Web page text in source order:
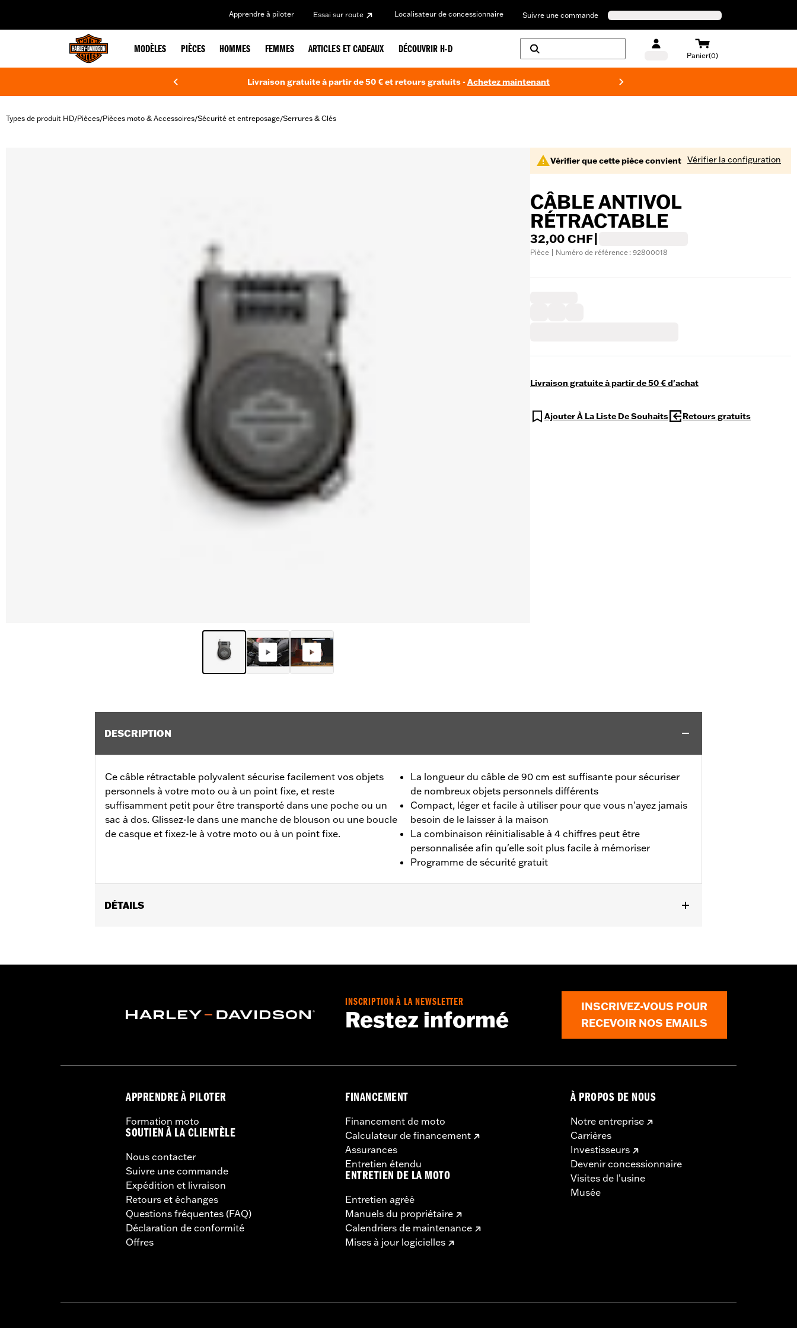
Apprendre à piloter Essai sur route Localisateur de concessionnaire Suivre une commande
MODÈLES PIÈCES HOMMES FEMMES ARTICLES ET CADEAUX DÉCOUVRIR H-D
Panier(0)
Livraison gratuite à partir de 50 € et retours gratuits -Achetez maintenant
Types de produit HD/Pièces/Pièces moto & Accessoires/Sécurité et entreposage/Serrures & Clés
Vérifier que cette pièce convient Vérifier la configuration
CÂBLE ANTIVOL
RÉTRACTABLE
32,00 CHF
Pièce | Numéro de référence : 92800018
Livraison gratuite à partir de 50 € d'achat
Ajouter À La Liste De Souhaits Retours gratuits
DESCRIPTION
Ce câble rétractable polyvalent sécurise facilement vos objets
personnels à votre moto ou à un point fixe, et reste
suffisamment petit pour être transporté dans une poche ou un
sac à dos. Glissez-le dans une manche de blouson ou une boucle
de casque et fixez-le à votre moto ou à un point fixe.
La longueur du câble de 90 cm est suffisante pour sécuriser
de nombreux objets personnels différents
Compact, léger et facile à utiliser pour que vous n'ayez jamais
besoin de le laisser à la maison
La combinaison réinitialisable à 4 chiffres peut être
personnalisée afin qu'elle soit plus facile à mémoriser
Programme de sécurité gratuit
DÉTAILS
Vendu à l'unité:Chaque
Retirez le verrou avant d'utiliser la moto. Oublier de retirer le verrou risque de provoquer des blessures graves, voire
mortelles.
INSCRIPTION À LA NEWSLETTER
Restez informé
INSCRIVEZ-VOUS POUR
RECEVOIR NOS EMAILS
APPRENDRE À PILOTER
Formation moto
SOUTIEN À LA CLIENTÈLE
Nous contacter
Suivre une commande
Expédition et livraison
Retours et échanges
Questions fréquentes (FAQ)
Déclaration de conformité
Offres
FINANCEMENT
Financement de moto
Calculateur de financement
Assurances
Entretien étendu
ENTRETIEN DE LA MOTO
Entretien agréé
Manuels du propriétaire
Calendriers de maintenance
Mises à jour logicielles
À PROPOS DE NOUS
Notre entreprise
Carrières
Investisseurs
Devenir concessionnaire
Visites de l’usine
Musée